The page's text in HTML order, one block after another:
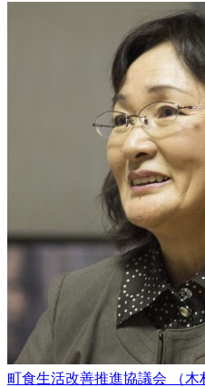
町食生活改善推進協議会 （木